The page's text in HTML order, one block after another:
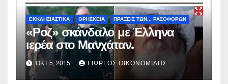
ΕΚΚΛΗΣΙΑΣΤΙΚΑ ΘΡΗΣΚΕΙΑ ΠΡΑΞΕΙΣ ΤΩΝ... ΡΑΣΟΦΟΡΩΝ
«Ροζ» σκάνδαλο με Έλληνα
ιερέα στο Μανχάταν.
ΟΚΤ 5, 2015 ΓΙΏΡΓΟΣ ΟΙΚΟΝΟΜΊΔΗΣ